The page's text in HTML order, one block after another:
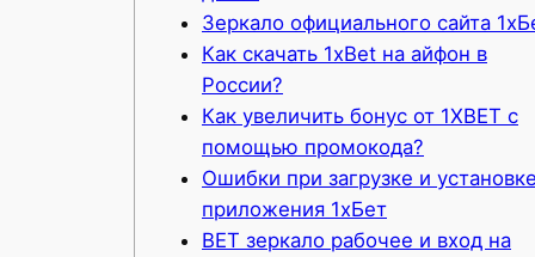
Зеркало официального сайта
Как скачать 1xBet на айфон в
России?
Как увеличить бонус от 1XBET с
помощью промокода?
Ошибки при загрузке и установке
приложения 1хБет
BET зеркало рабочее и вход на